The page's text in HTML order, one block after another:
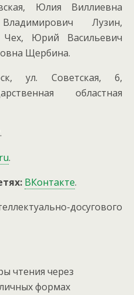
Юлия Виллиевна
Лузин,
Чех, Юрий Васильевич
Щербина.
ул. Советская, 6,
областная
.
ВКонтакте.
досугового
чтения через
формах